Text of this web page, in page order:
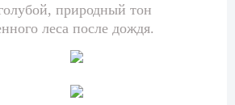
природный тон
леса после дождя.